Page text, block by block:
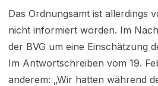
Das Ordnungsamt ist allerdings
nicht informiert worden. Im
der BVG um eine Einschätzung
Im Antwortschreiben vom 19.
anderem: „Wir hatten während